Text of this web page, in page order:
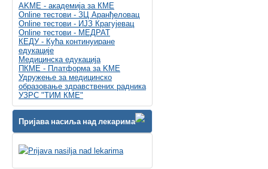
AKME - академија за КМЕ
Online тестови - ЗЦ Аранђеловац
Online тестови - ИЈЗ Крагујевац
Online тестови - МЕДРАТ
КЕДУ - Кућа континуиране
едукације
Медицинска едукација
ПКМЕ - Платформа за KME
Удружење за медицинско
образовање здравствених радника
УЗРС "ТИМ КМЕ"
Пријава насиља над лекарима